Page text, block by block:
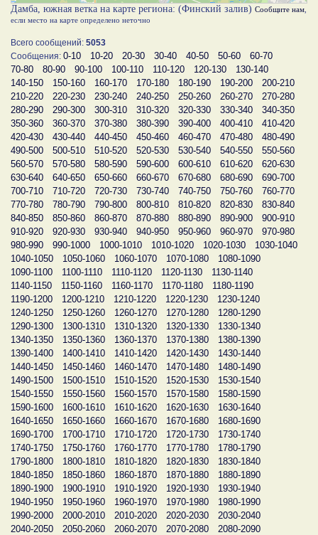
Дамба, южная ветка на карте региона: (Финский залив) Сообщите нам
если место на карте определено неточно
Всего сообщений: 5053
Сообщения: 0-10 10-20 20-30 30-40 40-50 50-60
60-70
70-80
80-90 90-100 100-110 110-120 120-130
130-140
140-150
150-160 160-170 170-180 180-190 190-200
200-210
210-220
220-230 230-240 240-250 250-260 260-270
270-280
280-290
290-300 300-310 310-320 320-330 330-340
340-350
350-360
360-370 370-380 380-390 390-400 400-410
410-420
420-430
430-440 440-450 450-460 460-470 470-480
480-490
490-500
500-510 510-520 520-530 530-540 540-550
550-560
560-570
570-580 580-590 590-600 600-610 610-620
620-630
630-640
640-650 650-660 660-670 670-680 680-690
690-700
700-710
710-720 720-730 730-740 740-750 750-760
760-770
770-780
780-790 790-800 800-810 810-820 820-830
830-840
840-850
850-860 860-870 870-880 880-890 890-900
900-910
910-920
920-930 930-940 940-950 950-960 960-970
970-980
980-990
990-1000 1000-1010 1010-1020 1020-1030
1030-1040
1040-1050
1050-1060 1060-1070 1070-1080
1080-1090
1090-1100
1100-1110 1110-1120 1120-1130
1130-1140
1140-1150
1150-1160 1160-1170 1170-1180
1180-1190
1190-1200
1200-1210 1210-1220 1220-1230
1230-1240
1240-1250
1250-1260 1260-1270 1270-1280
1280-1290
1290-1300
1300-1310 1310-1320 1320-1330
1330-1340
1340-1350
1350-1360 1360-1370 1370-1380
1380-1390
1390-1400
1400-1410 1410-1420 1420-1430
1430-1440
1440-1450
1450-1460 1460-1470 1470-1480
1480-1490
1490-1500
1500-1510 1510-1520 1520-1530
1530-1540
1540-1550
1550-1560 1560-1570 1570-1580
1580-1590
1590-1600
1600-1610 1610-1620 1620-1630
1630-1640
1640-1650
1650-1660 1660-1670 1670-1680
1680-1690
1690-1700
1700-1710 1710-1720 1720-1730
1730-1740
1740-1750
1750-1760 1760-1770 1770-1780
1780-1790
1790-1800
1800-1810 1810-1820 1820-1830
1830-1840
1840-1850
1850-1860 1860-1870 1870-1880
1880-1890
1890-1900
1900-1910 1910-1920 1920-1930
1930-1940
1940-1950
1950-1960 1960-1970 1970-1980
1980-1990
1990-2000
2000-2010 2010-2020 2020-2030
2030-2040
2040-2050
2050-2060 2060-2070 2070-2080
2080-2090